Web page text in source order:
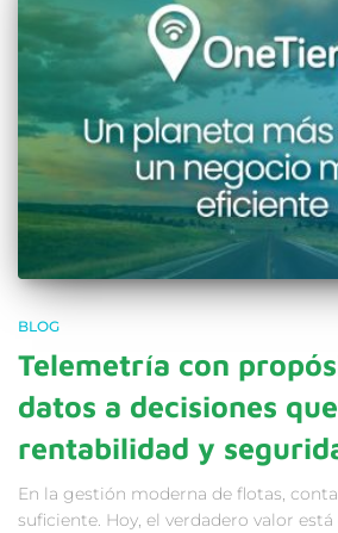
BLOG
Telemetría con
datos a decisiones
rentabilidad y
En la gestión moderna de flotas,
suficiente. Hoy, el verdadero valor